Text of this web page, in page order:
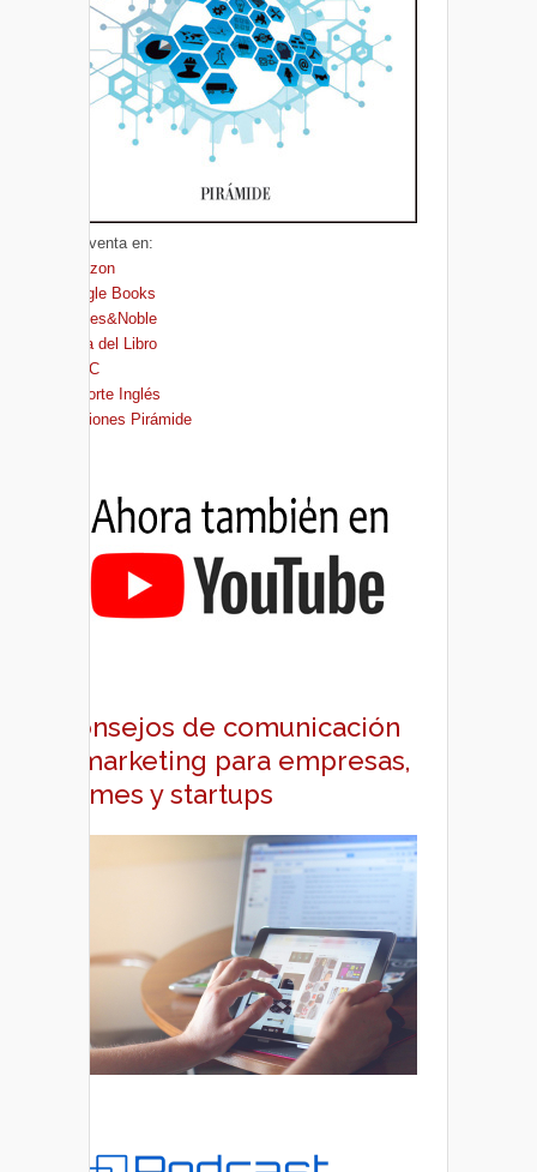
A la venta en:
Amazon
Google Books
Barnes&Noble
Casa del Libro
FNAC
El Corte Inglés
Ediciones Pirámide
Consejos de comunicación
y marketing para empresas,
pymes y startups